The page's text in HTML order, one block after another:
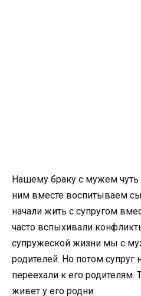
Нашему браку с мужем
ним вместе воспитываем
начали жить с супругом
часто вспыхивали
супружеской жизни мы с
родителей. Но потом супруг
переехали к его
живет у его родни.